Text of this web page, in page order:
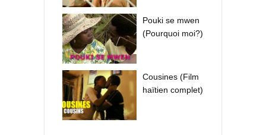
Pouki se mwen
(Pourquoi moi?)
Cousines (Film
haïtien complet)